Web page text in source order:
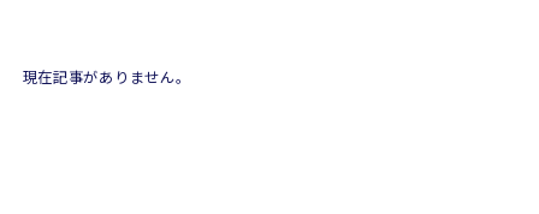
現在記事がありません。